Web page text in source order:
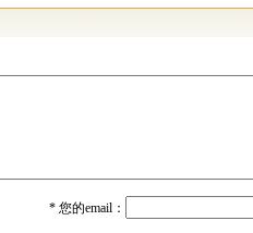
*您的email：